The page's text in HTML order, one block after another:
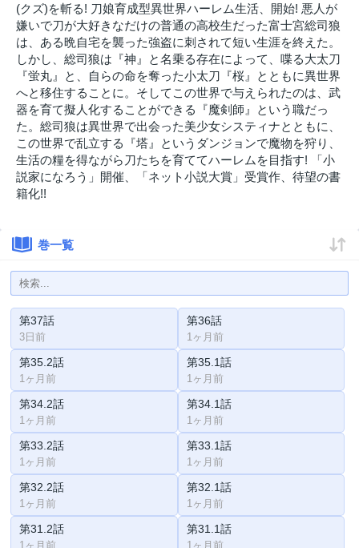
(クズ)を斬る! 刀娘育成型異世界ハーレム生活、開始! 悪人が
嫌いで刀が大好きなだけの普通の高校生だった富士宮総司狼
は、ある晩自宅を襲った強盗に刺されて短い生涯を終えた。
しかし、総司狼は『神』と名乗る存在によって、喋る大太刀
『蛍丸』と、自らの命を奪った小太刀『桜』とともに異世界
へと移住することに。そしてこの世界で与えられたのは、武
器を育て擬人化することができる『魔剣師』という職だっ
た。総司狼は異世界で出会った美少女システィナとともに、
この世界で乱立する『塔』というダンジョンで魔物を狩り、
生活の糧を得ながら刀たちを育ててハーレムを目指す! 「小
説家になろう」開催、「ネット小説大賞」受賞作、待望の書
籍化!!
巻一覧
第37話
3日前
第36話
1ヶ月前
第35.2話
1ヶ月前
第35.1話
1ヶ月前
第34.2話
1ヶ月前
第34.1話
1ヶ月前
第33.2話
1ヶ月前
第33.1話
1ヶ月前
第32.2話
1ヶ月前
第32.1話
1ヶ月前
第31.2話
1ヶ月前
第31.1話
1ヶ月前